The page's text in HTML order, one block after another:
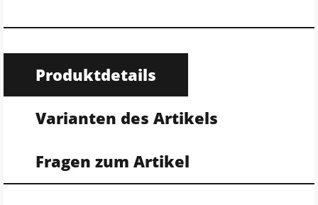
Produktdetails
Varianten des Artikels
Fragen zum Artikel